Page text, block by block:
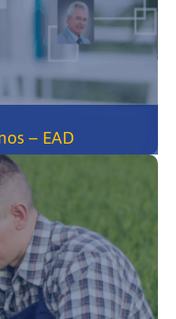
– EAD